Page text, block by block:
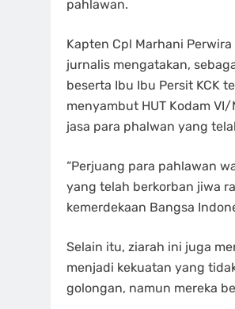
pahlawan.
Kapten Cpl Marhani
jurnalis mengatakan,
beserta Ibu Ibu Persit KCK
menyambut HUT Kodam
jasa para phalwan yang
“Perjuang para pahlawan
yang telah berkorban jiwa
kemerdekaan Bangsa
Selain itu, ziarah ini juga
menjadi kekuatan yang
golongan, namun mereka